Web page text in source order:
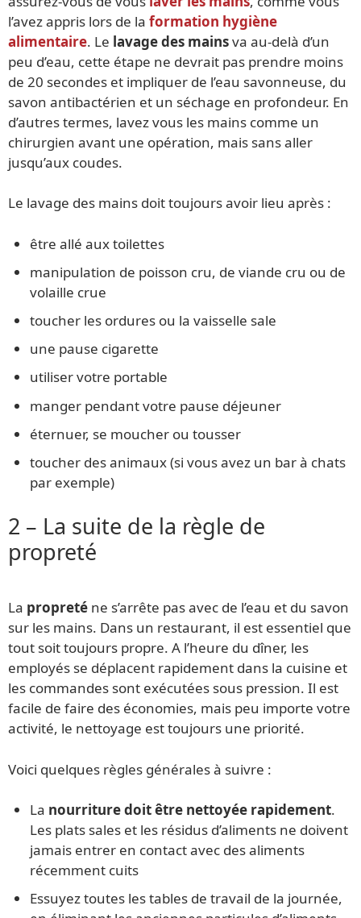
l’avez appris lors de la formation hygiène
alimentaire. Le lavage des mainsva au-delà d’un
peu d’eau, cette étape ne devrait pas prendre moins
de 20 secondes et impliquer de l’eau savonneuse, du
savon antibactérien et un séchage en profondeur. En
d’autres termes, lavez vous les mains comme un
chirurgien avant une opération, mais sans aller
jusqu’aux coudes.
Le lavage des mains doit toujours avoir lieu après :
être allé aux toilettes
manipulation de poisson cru, de viande cru ou de
volaille crue
toucher les ordures ou la vaisselle sale
une pause cigarette
utiliser votre portable
manger pendant votre pause déjeuner
éternuer, se moucher ou tousser
toucher des animaux (si vous avez un bar à chats
par exemple)
2 – La suite de la règle de
propreté
La propreté ne s’arrête pas avec de l’eau et du savon
sur les mains. Dans un restaurant, il est essentiel que
tout soit toujours propre. A l’heure du dîner, les
employés se déplacent rapidement dans la cuisine et
les commandes sont exécutées sous pression. Il est
facile de faire des économies, mais peu importe votre
activité, le nettoyage est toujours une priorité.
Voici quelques règles générales à suivre :
La nourriture doit être nettoyée rapidement.
Les plats sales et les résidus d’aliments ne doivent
jamais entrer en contact avec des aliments
récemment cuits
Essuyez toutes les tables de travail de la journée,